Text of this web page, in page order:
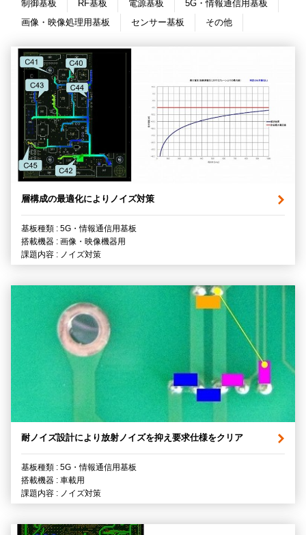
制御基板 RF基板 電源基板
5G・情報通信用基板
画像・映像処理用基板
センサー基板 その他
層構成の最適化によりノイズ対策
基板種類 : 5G・情報通信用基板
搭載機器 : 画像・映像機器用
課題内容 : ノイズ対策
耐ノイズ設計により放射ノイズを抑え要求仕様をクリア
基板種類 : 5G・情報通信用基板
搭載機器 : 車載用
課題内容 : ノイズ対策